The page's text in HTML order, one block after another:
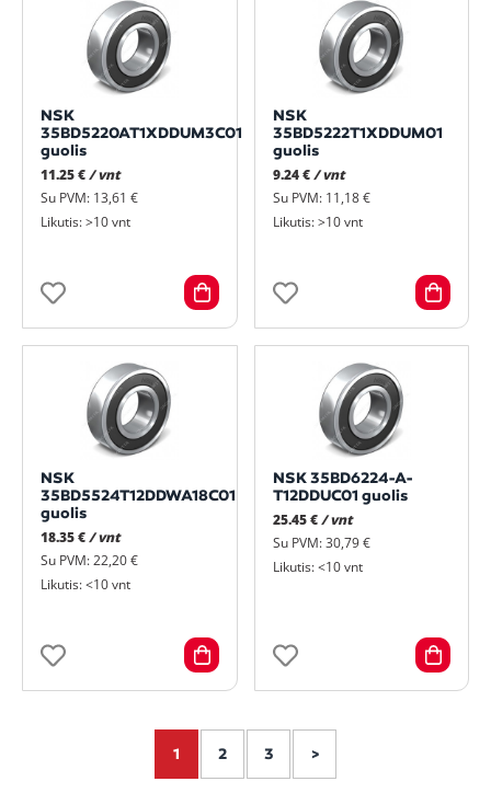
NSK
35BD5220AT1XDDUM3C01
guolis
11.25 €/ vnt
Su PVM: 13,61 €
Likutis: >10 vnt
NSK
35BD5222T1XDDUM01
guolis
9.24 € / vnt
Su PVM: 11,18 €
Likutis: >10 vnt
NSK
35BD5524T12DDWA18C01
guolis
18.35 €/ vnt
Su PVM: 22,20 €
Likutis: <10 vnt
NSK 35BD6224-A-
T12DDUC01 guolis
25.45 € / vnt
Su PVM: 30,79 €
Likutis: <10 vnt
1 2 3 >